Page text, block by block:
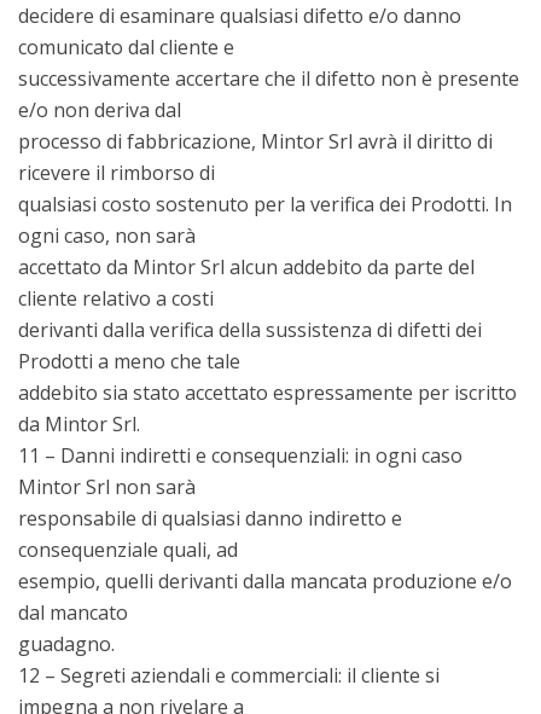
decidere di esaminare qualsiasi difetto e/o danno
comunicato dal cliente e
successivamente accertare che il difetto non è presente
e/o non deriva dal
processo di fabbricazione, Mintor Srl avrà il diritto di
ricevere il rimborso di
qualsiasi costo sostenuto per la verifica dei Prodotti. In
ogni caso, non sarà
accettato da Mintor Srl alcun addebito da parte del
cliente relativo a costi
derivanti dalla verifica della sussistenza di difetti dei
Prodotti a meno che tale
addebito sia stato accettato espressamente per iscritto
da Mintor Srl.
11 – Danni indiretti e consequenziali: in ogni caso
Mintor Srl non sarà
responsabile di qualsiasi danno indiretto e
consequenziale quali, ad
esempio, quelli derivanti dalla mancata produzione e/o
dal mancato
guadagno.
12 – Segreti aziendali e commerciali: il cliente si
impegna a non rivelare a